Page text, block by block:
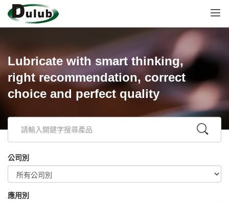
Lubricate with smart thinking,
right recommendation, correct
choice and perfect quality
公司別
應用別